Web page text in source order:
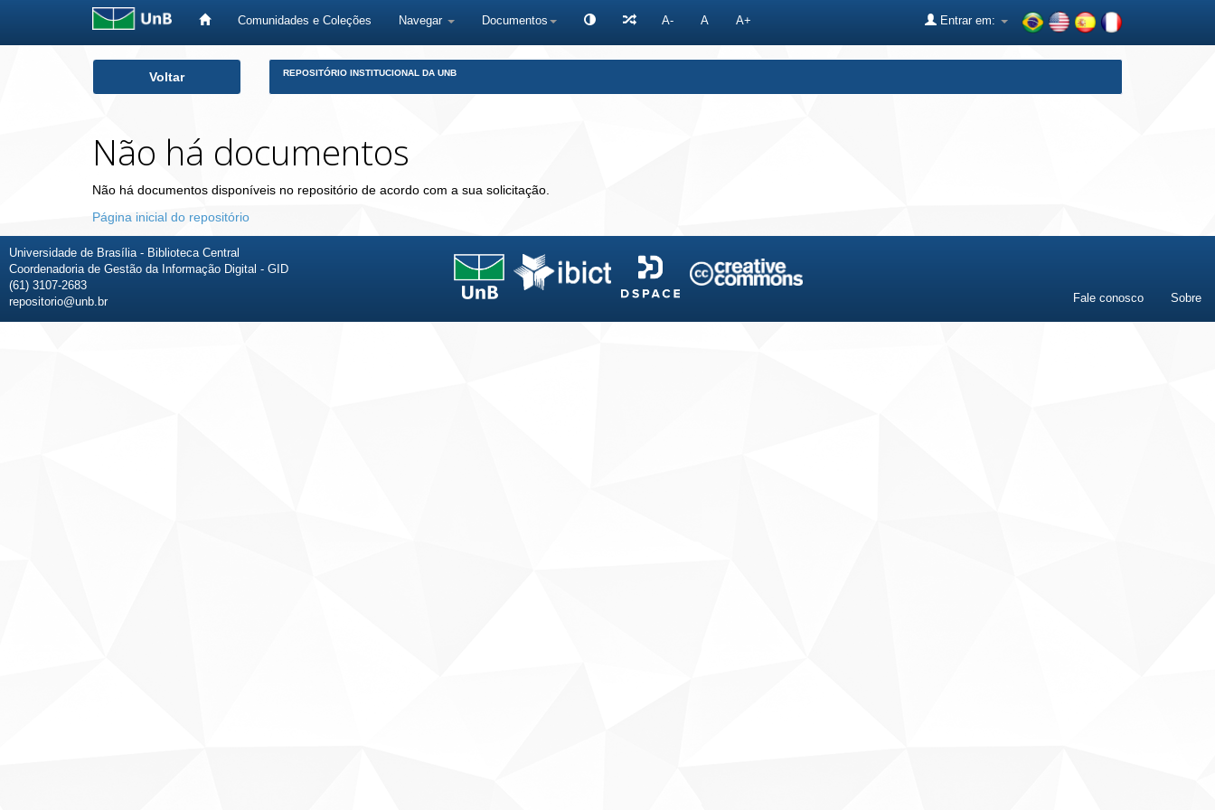
Comunidades e Coleções Navegar Documentos A- A A+ Entrar em:
Voltar REPOSITÓRIO INSTITUCIONAL DA UNB
Não há documentos
Não há documentos disponíveis no repositório de acordo com a sua solicitação.
Página inicial do repositório
Universidade de Brasília - Biblioteca Central
Coordenadoria de Gestão da Informação Digital - GID
(61) 3107-2683
repositorio@unb.br
Fale conosco Sobre